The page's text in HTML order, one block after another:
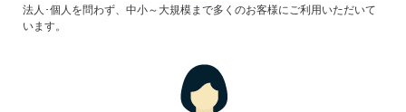
法人･個人を問わず、中小～大規模まで多くのお客様にご利用いただいて
います。